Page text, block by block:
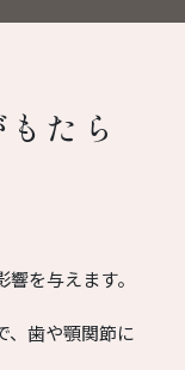
たら
を与えます。
、歯や顎関節に